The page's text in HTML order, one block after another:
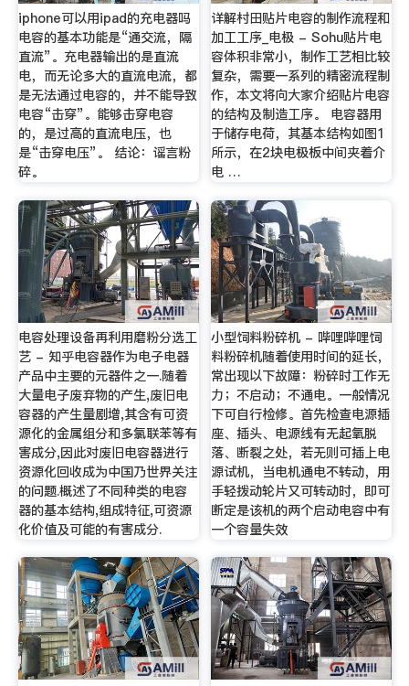
iphone可以用ipad的充电器吗
电容的基本功能是“通交流，隔
直流”。充电器输出的是直流
电，而无论多大的直流电流，都
是无法通过电容的，并不能导致
电容“击穿”。能够击穿电容
的，是过高的直流电压，也
是“击穿电压”。 结论：谣言粉
碎。
详解村田贴片电容的制作流程和
加工工序_电极 - Sohu贴片电
容体积非常小，制作工艺相比较
复杂，需要一系列的精密流程制
作，本文将向大家介绍贴片电容
的结构及制造工序。 电容器用
于储存电荷，其基本结构如图1
所示，在2块电极板中间夹着介
电 …
电容处理设备再利用磨粉分选工
艺 - 知乎电容器作为电子电器
产品中主要的元器件之一.随着
大量电子废弃物的产生,废旧电
容器的产生量剧增,其含有可资
源化的金属组分和多氯联苯等有
害成分,因此对废旧电容器进行
资源化回收成为中国乃世界关注
的问题.概述了不同种类的电容
器的基本结构,组成特征,可资源
化价值及可能的有害成分.
小型饲料粉碎机 - 哔哩哔哩饲
料粉碎机随着使用时间的延长，
常出现以下故障：粉碎时工作无
力；不启动；不通电。一般情况
下可自行检修。首先检查电源插
座、插头、电源线有无起氧脱
落、断裂之处，若无则可插上电
源试机，当电机通电不转动，用
手轻拨动轮片又可转动时，即可
断定是该机的两个启动电容中有
一个容量失效